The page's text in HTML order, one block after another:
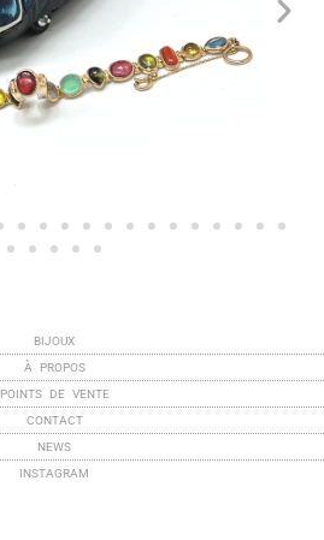
BIJOUX
À PROPOS
POINTS DE VENTE
CONTACT
NEWS
INSTAGRAM